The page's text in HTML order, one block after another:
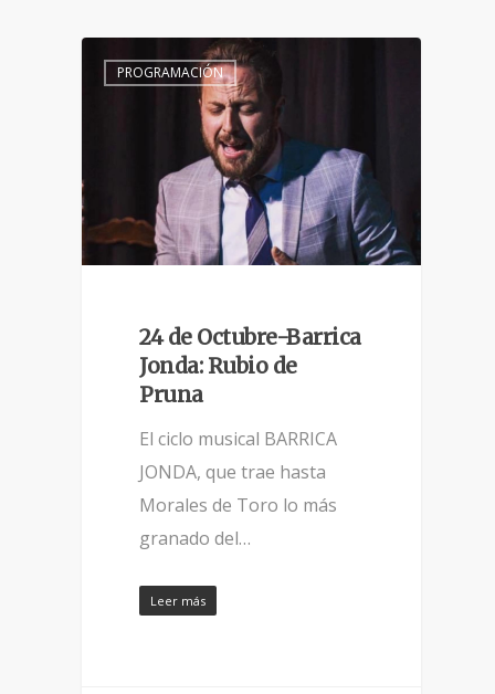
PROGRAMACIÓN
24 de Octubre-Barrica
Jonda: Rubio de
Pruna
El ciclo musical BARRICA
JONDA, que trae hasta
Morales de Toro lo más
granado del…
Leer más